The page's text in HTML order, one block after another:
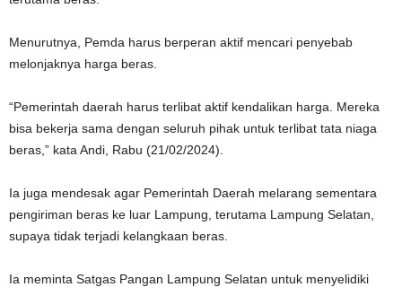
Menurutnya, Pemda harus berperan aktif mencari penyebab
melonjaknya harga beras.
“Pemerintah daerah harus terlibat aktif kendalikan harga. Mereka
bisa bekerja sama dengan seluruh pihak untuk terlibat tata niaga
beras,” kata Andi, Rabu (21/02/2024).
Ia juga mendesak agar Pemerintah Daerah melarang sementara
pengiriman beras ke luar Lampung, terutama Lampung Selatan,
supaya tidak terjadi kelangkaan beras.
Ia meminta Satgas Pangan Lampung Selatan untuk menyelidiki